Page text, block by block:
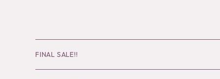
FINAL SALE!!